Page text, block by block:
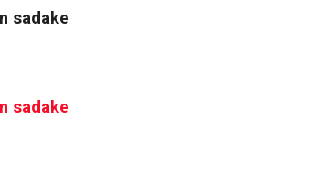
sadake
sadake